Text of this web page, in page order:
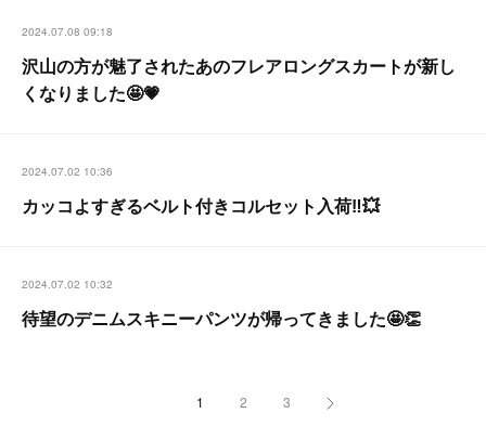
2024.07.08 09:18
沢山の方が魅了されたあのフレアロングスカートが新し
くなりました🤩💗
2024.07.02 10:36
カッコよすぎるベルト付きコルセット入荷‼️💥
2024.07.02 10:32
待望のデニムスキニーパンツが帰ってきました🤩👏
1 2 3